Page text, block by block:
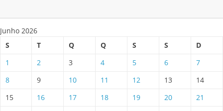
Junho 2026
S
T Q Q S S
D
1
2 3 4 5 6
7
8
9 10 11 12 13
14
15
16 17 18 19 20
21